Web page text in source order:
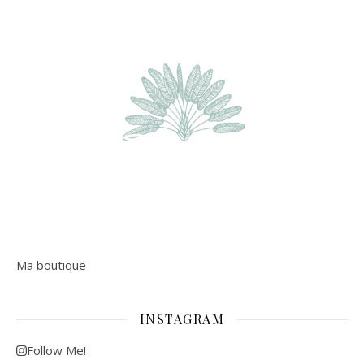
Ma boutique
INSTAGRAM
Follow Me!